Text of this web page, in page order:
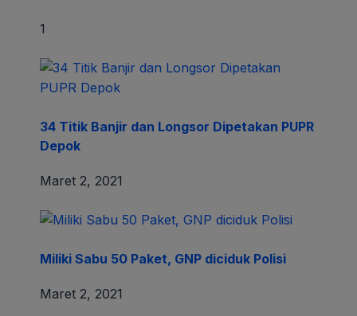
1
34 Titik Banjir dan Longsor Dipetakan PUPR
Depok
Maret 2, 2021
Miliki Sabu 50 Paket, GNP diciduk Polisi
Maret 2, 2021